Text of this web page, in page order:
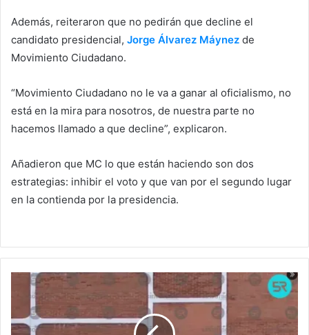
Además, reiteraron que no pedirán que decline el
candidato presidencial, Jorge Álvarez Máynez de
Movimiento Ciudadano.
“Movimiento Ciudadano no le va a ganar al oficialismo, no
está en la mira para nosotros, de nuestra parte no
hacemos llamado a que decline”, explicaron.
Añadieron que MC lo que están haciendo son dos
estrategias: inhibir el voto y que van por el segundo lugar
en la contienda por la presidencia.